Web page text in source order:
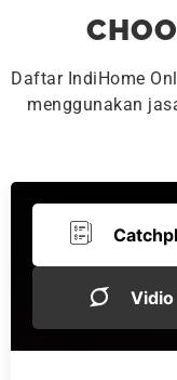
Daftar IndiHome
menggunakan
Vidio